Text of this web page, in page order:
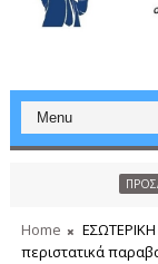
ΠΡΟΣΛΗΨΕΙΣ-
Home
περιστατικά